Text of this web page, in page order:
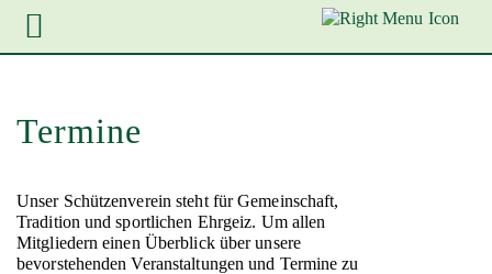
Termine
Termine
Unser Schützenverein steht für Gemeinschaft,
Tradition und sportlichen Ehrgeiz. Um allen
Mitgliedern einen Überblick über unsere
bevorstehenden Veranstaltungen und Termine zu